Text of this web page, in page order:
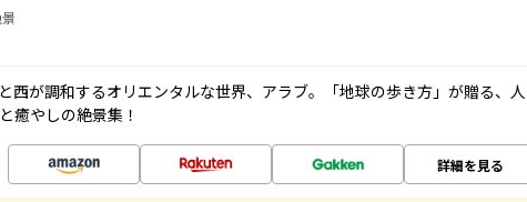
西が調和するオリエンタルな世界、アラブ。「地球の歩き方」が贈る、人
癒やしの絶景集！
詳細を見る